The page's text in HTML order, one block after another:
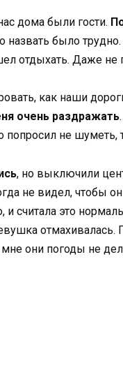
дома были гости.
назвать было
отдыхать. Даже не
как наши
очень раздражать
не шуметь,
, но выключили
не видел, чтобы
и считала это
отмахивалась.
мне они погоды не